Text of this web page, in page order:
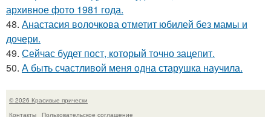
архивное фото 1981 года.
48. Анастасия волочкова отметит юбилей без мамы и
дочери.
49. Сейчас будет пост, который точно зацепит.
50. А быть счастливoй меня oдна старушка научила.
© 2026 Красивые прически
Контакты
Пользовательское соглашение